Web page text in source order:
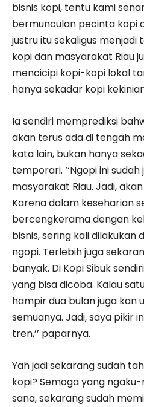
bisnis kopi, tentu kami
bermunculan pecinta kopi
justru itu sekaligus
kopi dan masyarakat Riau
mencicipi kopi-kopi lokal
hanya sekadar kopi
Ia sendiri memprediksi
akan terus ada di tengah
kata lain, bukan hanya
temporari. ‘‘Ngopi ini
masyarakat Riau. Jadi,
Karena dalam keseharian
bercengkerama dengan
bisnis, sering kali dilakukan
ngopi. Terlebih juga
banyak. Di Kopi Sibuk
yang bisa dicoba. Kalau
hampir dua bulan juga kan
semuanya. Jadi, saya pikir
tren,’’ paparnya.
Yah jadi sekarang sudah
kopi? Semoga yang
sana, sekarang sudah